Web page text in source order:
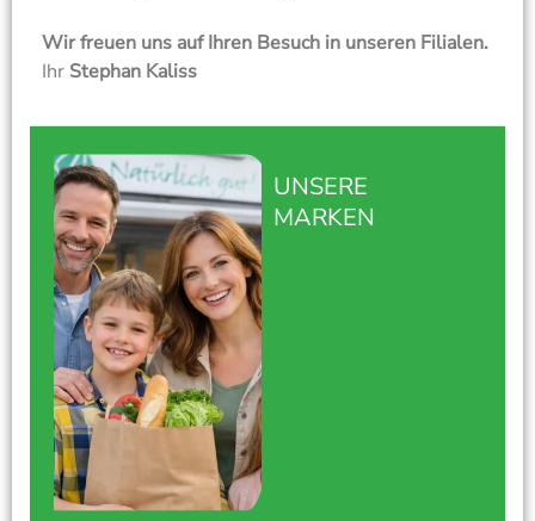
Wir freuen uns auf Ihren Besuch in unseren Filialen.
Ihr Stephan Kaliss
UNSERE
MARKEN